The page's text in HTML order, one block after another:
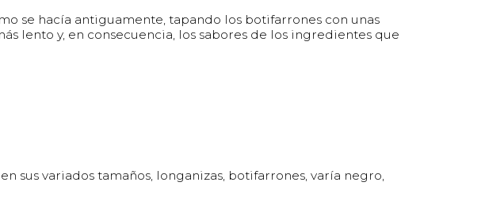
se hacía antiguamente, tapando los botifarrones con unas
lento y, en consecuencia, los sabores de los ingredientes que
variados tamaños, longanizas, botifarrones, varía negro,